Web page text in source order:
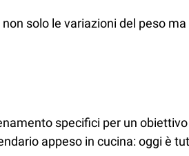
solo le variazioni del peso
specifici per un
appeso in cucina: oggi è